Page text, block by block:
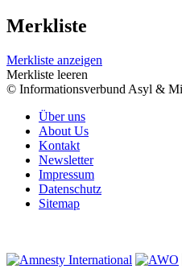
Merkliste
Merkliste anzeigen
Merkliste leeren
© Informationsverbund Asyl &
Über uns
About Us
Kontakt
Newsletter
Impressum
Datenschutz
Sitemap